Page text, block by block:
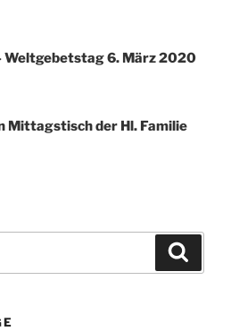
Weltgebetstag 6. März 2020
Mittagstisch der Hl. Familie